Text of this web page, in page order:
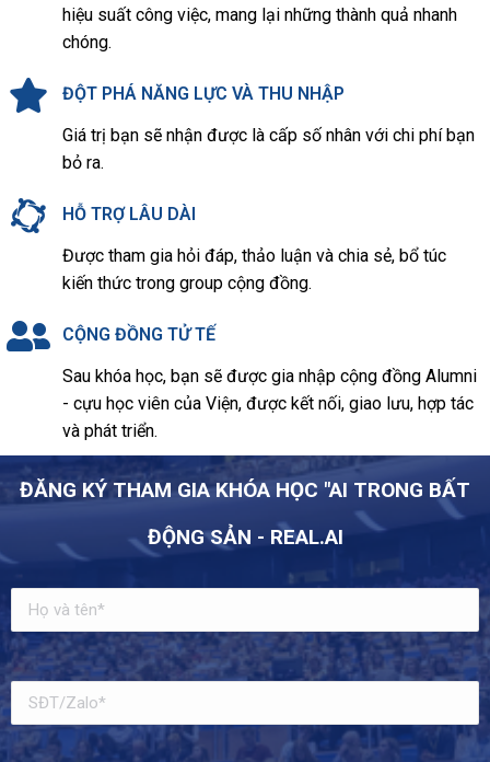
hiệu suất công việc, mang lại những thành quả nhanh
chóng.
ĐỘT PHÁ NĂNG LỰC VÀ THU NHẬP
Giá trị bạn sẽ nhận được là cấp số nhân với chi phí bạn
bỏ ra.
HỖ TRỢ LÂU DÀI
Được tham gia hỏi đáp, thảo luận và chia sẻ, bổ túc
kiến thức trong group cộng đồng.
CỘNG ĐỒNG TỬ TẾ
Sau khóa học, bạn sẽ được gia nhập cộng đồng Alumni
- cựu học viên của Viện, được kết nối, giao lưu, hợp tác
và phát triển.
ĐĂNG KÝ THAM GIA KHÓA HỌC "AI TRONG BẤT
ĐỘNG SẢN - REAL.AI